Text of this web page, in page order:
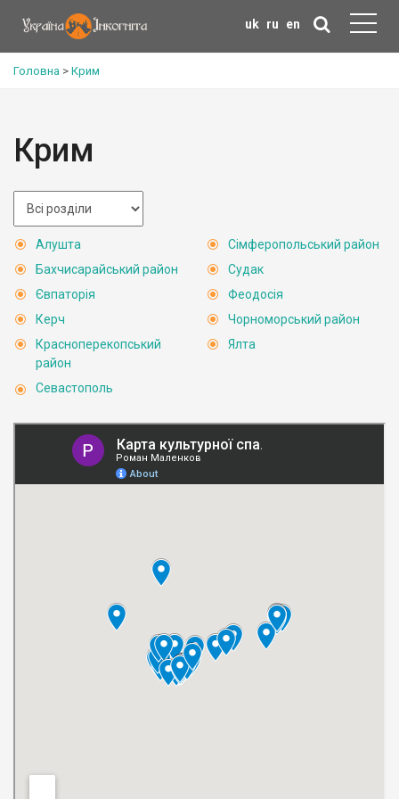
uk ru en
Головна > Крим
Крим
Алушта
Бахчисарайський район
Євпаторія
Керч
Красноперекопський
район
Севастополь
Сімферопольський район
Судак
Феодосія
Чорноморський район
Ялта